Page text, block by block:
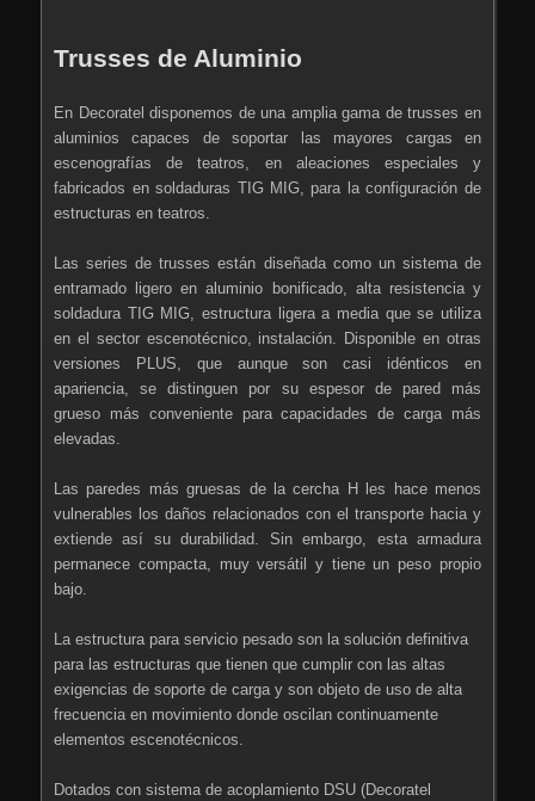
Trusses de Aluminio
En Decoratel disponemos de una amplia gama de trusses en
aluminios capaces de soportar las mayores cargas en
escenografías de teatros, en aleaciones especiales y
fabricados en soldaduras TIG MIG, para la configuración de
estructuras en teatros.
Las series de trusses están diseñada como un sistema de
entramado ligero en aluminio bonificado, alta resistencia y
soldadura TIG MIG, estructura ligera a media que se utiliza
en el sector escenotécnico, instalación. Disponible en otras
versiones PLUS, que aunque son casi idénticos en
apariencia, se distinguen por su espesor de pared más
grueso más conveniente para capacidades de carga más
elevadas.
Las paredes más gruesas de la cercha H les hace menos
vulnerables los daños relacionados con el transporte hacia y
extiende así su durabilidad. Sin embargo, esta armadura
permanece compacta, muy versátil y tiene un peso propio
bajo.
La estructura para servicio pesado son la solución definitiva
para las estructuras que tienen que cumplir con las altas
exigencias de soporte de carga y son objeto de uso de alta
frecuencia en movimiento donde oscilan continuamente
elementos escenotécnicos.
Dotados con sistema de acoplamiento DSU (Decoratel